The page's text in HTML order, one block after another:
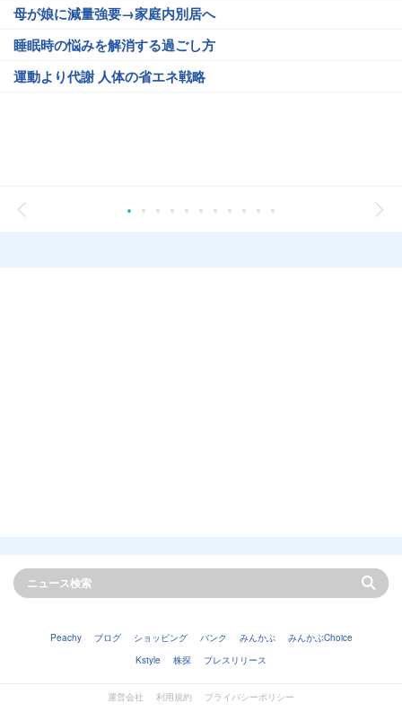
母が娘に減量強要→家庭内別居へ
睡眠時の悩みを解消する過ごし方
運動より代謝 人体の省エネ戦略
Peachy ブログ ショッピング バンク みんかぶ
みんかぶChoice
Kstyle
株探 プレスリリース
運営会社 利用規約 プライバシーポリシー